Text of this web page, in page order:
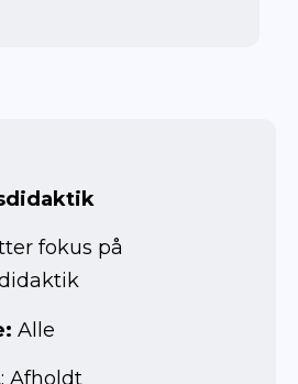
fokus på
Alle
: Afholdt